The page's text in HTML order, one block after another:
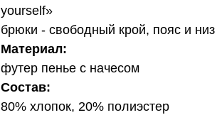
yourself»
брюки - свободный крой, пояс и
Материал:
футер пенье с начесом
Состав:
80% хлопок, 20% полиэстер